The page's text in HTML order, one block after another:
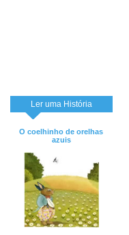
Ler uma História
O coelhinho de orelhas
azuis